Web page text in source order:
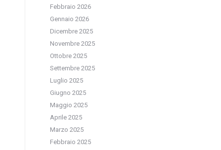
Febbraio 2026
Gennaio 2026
Dicembre 2025
Novembre 2025
Ottobre 2025
Settembre 2025
Luglio 2025
Giugno 2025
Maggio 2025
Aprile 2025
Marzo 2025
Febbraio 2025